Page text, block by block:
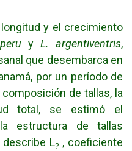
y el crecimiento
y L. argentiventris,
que desembarca en
por un período de
de tallas, la
total, se estimó el
estructura de tallas
describe L? , coeficiente